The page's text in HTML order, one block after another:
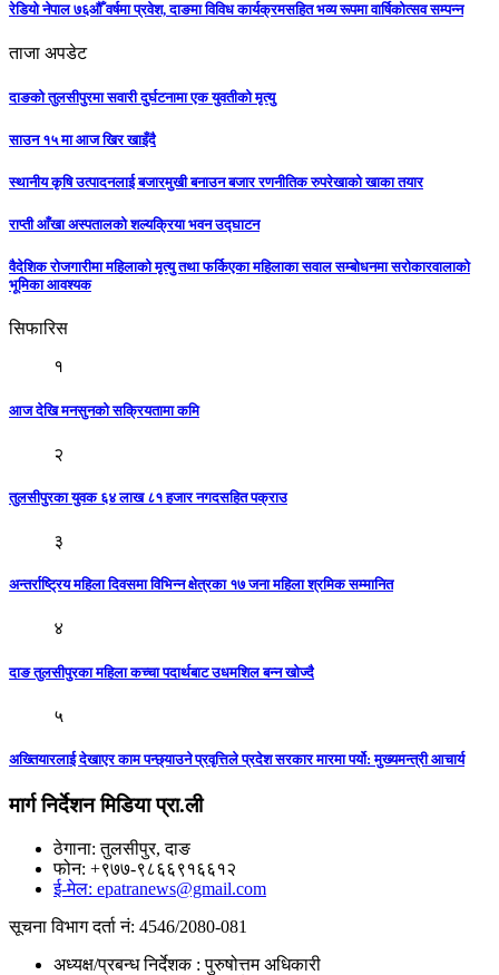
रेडियो नेपाल ७६औँ वर्षमा प्रवेश, दाङमा विविध कार्यक्रमसहित भव्य रूपमा वार्षिकोत्सव सम्पन्न
ताजा अपडेट
दाङको तुलसीपुरमा सवारी दुर्घटनामा एक युवतीको मृत्यु
साउन १५ मा आज खिर खाइँदै
स्थानीय कृषि उत्पादनलाई बजारमुखी बनाउन बजार रणनीतिक रुपरेखाको खाका तयार
राप्ती आँखा अस्पतालको शल्यक्रिया भवन उद्घाटन
वैदेशिक रोजगारीमा महिलाको मृत्यु तथा फर्किएका महिलाका सवाल सम्बोधनमा सरोकारवालाको
भूमिका आवश्यक
सिफारिस
१
आज देखि मनसुनको सक्रियतामा कमि
२
तुलसीपुरका युवक ६४ लाख ८१ हजार नगदसहित पक्राउ
३
अन्तर्राष्ट्रिय महिला दिवसमा विभिन्न क्षेत्रका १७ जना महिला श्रमिक सम्मानित
४
दाङ तुलसीपुरका महिला कच्चा पदार्थबाट उधमशिल बन्न खाेज्दै
५
अख्तियारलाई देखाएर काम पन्छ्याउने प्रवृत्तिले प्रदेश सरकार मारमा पर्यो: मुख्यमन्त्री आचार्य
मार्ग निर्देशन मिडिया प्रा.ली
ठेगाना: तुलसीपुर, दाङ
फोन: +९७७-९८६६९१६६१२
ई-मेल: epatranews@gmail.com
सूचना विभाग दर्ता नं: 4546/2080-081
अध्यक्ष/प्रबन्ध निर्देशक : पुरुषोत्तम अधिकारी